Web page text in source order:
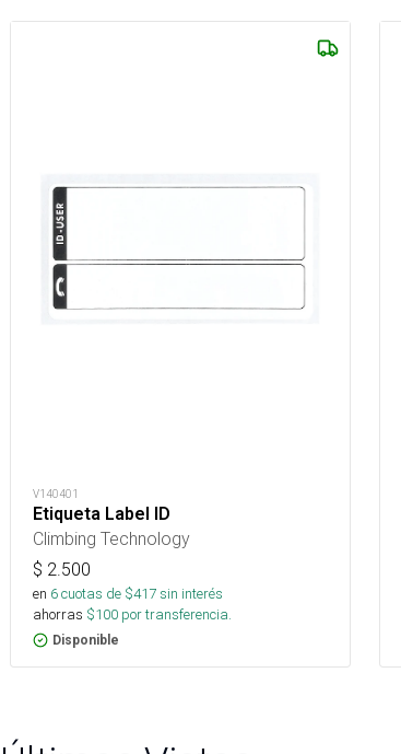
V140401
Etiqueta Label ID
Climbing Technology
$ 2.500
en 6cuotas de $417sin interés
ahorras $100 por transferencia.
Disponible